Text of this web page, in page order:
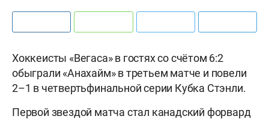
Хоккеисты «Вегаса» в гостях со счётом 6:2
обыграли «Анахайм» в третьем матче и повели
2–1 в четвертьфинальной серии Кубка Стэнли.
Первой звездой матча стал канадский форвард